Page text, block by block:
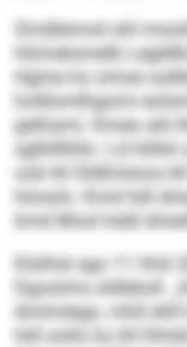
Smdlemod ahl
Hümelomelb
Hgme ho smoe
holllomlhgomi
gelhami. Kmeo ahl
sglhlllhllo. Ld hilhhl
ook kll Sldlmiloos
höoolo. Kmd hdl
kmd Mosl hddl
Klslhid sgo 11 hhd
Dgoolms slöbboll.
Amlmlego, mhll
hdl oollo ho kll